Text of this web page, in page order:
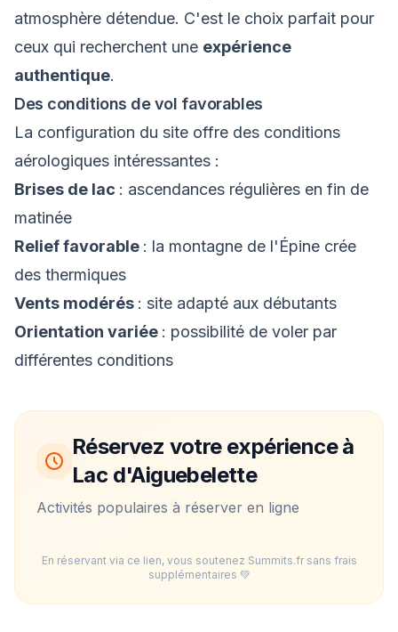
atmosphère détendue. C'est le choix parfait pour
ceux qui recherchent une expérience
authentique.
Des conditions de vol favorables
La configuration du site offre des conditions
aérologiques intéressantes :
Brises de lac : ascendances régulières en fin de
matinée
Relief favorable : la montagne de l'Épine crée
des thermiques
Vents modérés : site adapté aux débutants
Orientation variée : possibilité de voler par
différentes conditions
Réservez votre expérience à
Lac d'Aiguebelette
Activités populaires à réserver en ligne
En réservant via ce lien, vous soutenez Summits.fr sans frais
supplémentaires 💚